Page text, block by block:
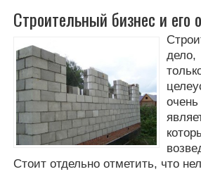
Строительный бизнес и его
Стоит отдельно отметить, что